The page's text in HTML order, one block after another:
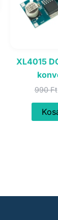
XL4015
990Ft